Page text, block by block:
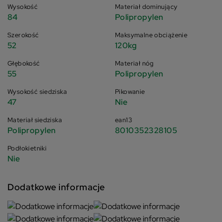
Wysokość
84
Szerokość
52
Głębokość
55
Wysokość siedziska
47
Materiał siedziska
Polipropylen
Podłokietniki
Nie
Materiał dominujący
Polipropylen
Maksymalne obciążenie
120kg
Materiał nóg
Polipropylen
Pikowanie
Nie
ean13
8010352328105
Dodatkowe informacje